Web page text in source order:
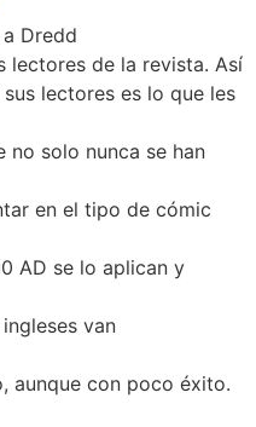
Dredd
lectores de la revista. Así
lectores es lo que les
no solo nunca se han
en el tipo de cómic
AD se lo aplican y
van
aunque con poco éxito.